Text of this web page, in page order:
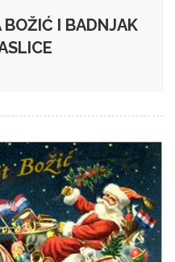
BOŽIĆ I BADNJAK